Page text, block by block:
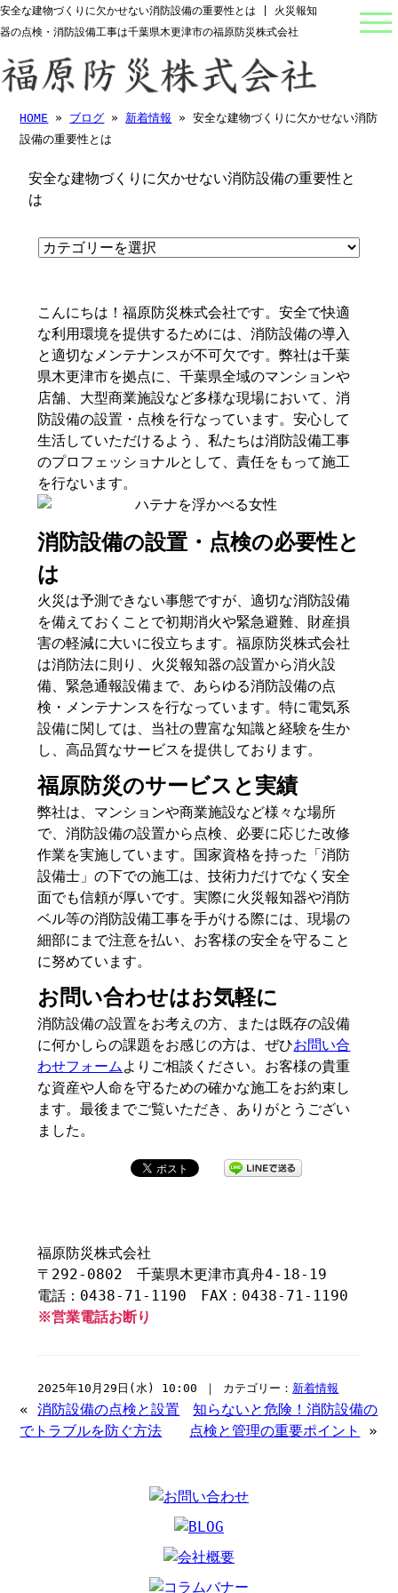
安全な建物づくりに欠かせない消防設備の重要性とは | 火災報知
器の点検・消防設備工事は千葉県木更津市の福原防災株式会社
HOME » ブログ » 新着情報 » 安全な建物づくりに欠かせない消防
設備の重要性とは
安全な建物づくりに欠かせない消防設備の重要性と
は
こんにちは！福原防災株式会社です。安全で快適
な利用環境を提供するためには、消防設備の導入
と適切なメンテナンスが不可欠です。弊社は千葉
県木更津市を拠点に、千葉県全域のマンションや
店舗、大型商業施設など多様な現場において、消
防設備の設置・点検を行なっています。安心して
生活していただけるよう、私たちは消防設備工事
のプロフェッショナルとして、責任をもって施工
を行ないます。
消防設備の設置・点検の必要性と
は
火災は予測できない事態ですが、適切な消防設備
を備えておくことで初期消火や緊急避難、財産損
害の軽減に大いに役立ちます。福原防災株式会社
は消防法に則り、火災報知器の設置から消火設
備、緊急通報設備まで、あらゆる消防設備の点
検・メンテナンスを行なっています。特に電気系
設備に関しては、当社の豊富な知識と経験を生か
し、高品質なサービスを提供しております。
福原防災のサービスと実績
弊社は、マンションや商業施設など様々な場所
で、消防設備の設置から点検、必要に応じた改修
作業を実施しています。国家資格を持った「消防
設備士」の下での施工は、技術力だけでなく安全
面でも信頼が厚いです。実際に火災報知器や消防
ベル等の消防設備工事を手がける際には、現場の
細部にまで注意を払い、お客様の安全を守ること
に努めています。
お問い合わせはお気軽に
消防設備の設置をお考えの方、または既存の設備
に何かしらの課題をお感じの方は、ぜひお問い合
わせフォーム よりご相談ください。お客様の貴重
な資産や人命を守るための確かな施工をお約束し
ます。最後までご覧いただき、ありがとうござい
ました。
福原防災株式会社
〒292-0802 千葉県木更津市真舟4-18-19
電話：0438-71-1190 FAX：0438-71-1190
※営業電話お断り
2025年10月29日(水) 10:00 ｜ カテゴリー： 新着情報
«消防設備の点検と設置
でトラブルを防ぐ方法
知らないと危険！消防設備の
点検と管理の重要ポイント
»